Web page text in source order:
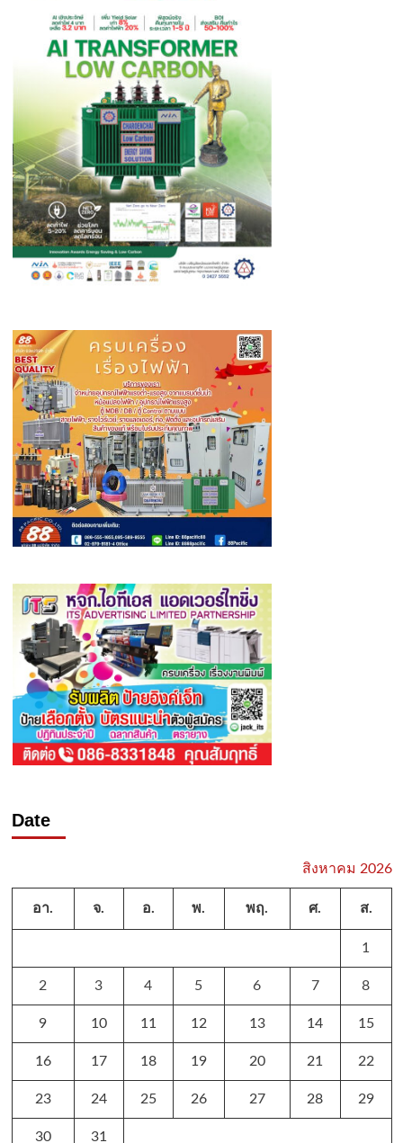
Date
สิงหาคม 2026
อา. จ. อ. พ. พฤ. ศ. ส.
1
2 3 4 5 6 7 8
9 10 11 12 13 14 15
16 17 18 19 20 21 22
23 24 25 26 27 28 29
30 31